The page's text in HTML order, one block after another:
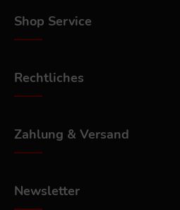
Shop Service
Rechtliches
Zahlung & Versand
Newsletter